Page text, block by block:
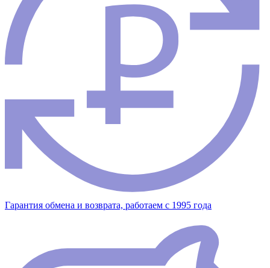
Гарантия обмена и возврата, работаем с 1995 года